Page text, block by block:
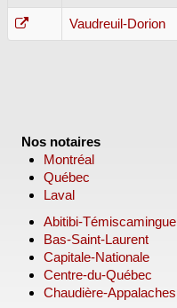
Vaudreuil-Dorion
Nos notaires
Montréal
Québec
Laval
Abitibi-Témiscamingue
Bas-Saint-Laurent
Capitale-Nationale
Centre-du-Québec
Chaudière-Appalaches